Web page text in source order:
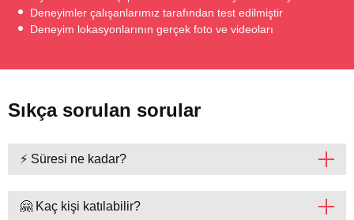
Deneyimler çalışanlarımız tarafından test edilmiştir
Deneyim lokasyonlarının gerçek foto ve videoları
Sıkça sorulan sorular
⚡ Süresi ne kadar?
🤗 Kaç kişi katılabilir?